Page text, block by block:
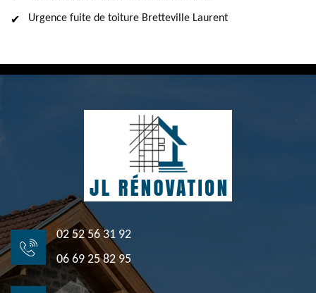
Urgence fuite de toiture Bretteville Laurent
02 52 56 31 92
06 69 25 82 95